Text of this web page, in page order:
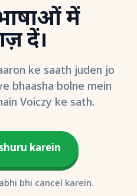
में
दें।
ke saath juden jo
bhaasha bolne mein
Voiczy ke sath.
karein
bhi cancel karein.